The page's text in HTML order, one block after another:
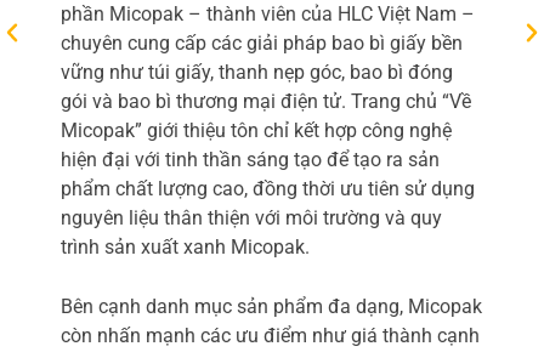
phần Micopak – thành viên của HLC Việt Nam –
chuyên cung cấp các giải pháp bao bì giấy bền
vững như túi giấy, thanh nẹp góc, bao bì đóng
gói và bao bì thương mại điện tử. Trang chủ “Về
Micopak” giới thiệu tôn chỉ kết hợp công nghệ
hiện đại với tinh thần sáng tạo để tạo ra sản
phẩm chất lượng cao, đồng thời ưu tiên sử dụng
nguyên liệu thân thiện với môi trường và quy
trình sản xuất xanh Micopak.
Bên cạnh danh mục sản phẩm đa dạng, Micopak
còn nhấn mạnh các ưu điểm như giá thành cạnh